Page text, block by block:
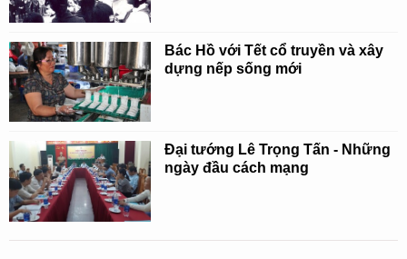
Bác Hồ với Tết cổ truyền và xây
dựng nếp sống mới
Đại tướng Lê Trọng Tấn - Những
ngày đầu cách mạng